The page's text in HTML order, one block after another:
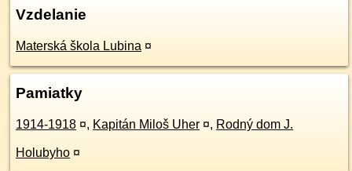
Vzdelanie
Materská škola Lubina ¤
Pamiatky
1914-1918 ¤, Kapitán Miloš Uher ¤, Rodný dom J.
Holubyho ¤